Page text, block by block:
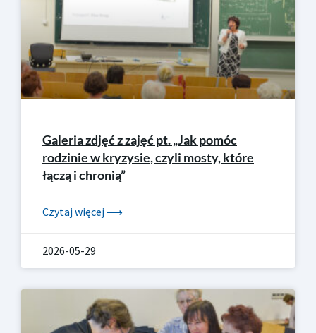
Galeria zdjęć z zajęć pt. „Jak pomóc
rodzinie w kryzysie, czyli mosty, które
łączą i chronią”
Czytaj więcej ⟶
2026-05-29